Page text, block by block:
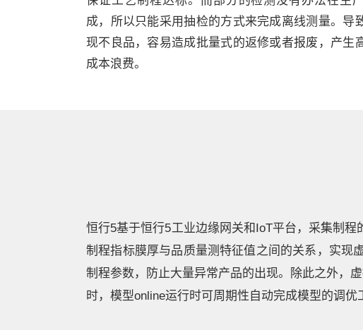
成，所以只能采用抽检的方式来完成离线测量。导
现不良品，容易造成批量式的返修或者报废，产生
成本浪费。
恒行5基于恒行5工业边缘网关和IoT平台，采集制
制程指标膜厚与品质量测特征值之间的关系，实现
制程参数，防止大量异常产品的出现。除此之外，
时，模型online运行时可周期性自动完成模型的调优